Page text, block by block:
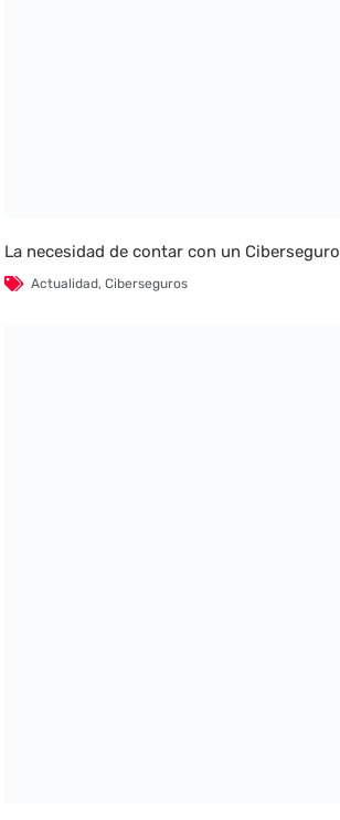
La necesidad de contar con un Ciberseguro
Actualidad,Ciberseguros